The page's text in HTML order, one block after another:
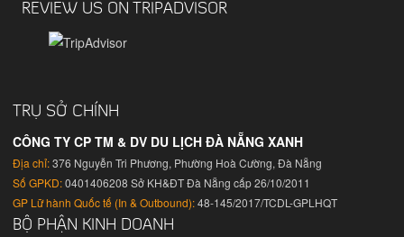
REVIEW US ON TRIPADVISOR
TRỤ SỞ CHÍNH
CÔNG TY CP TM & DV DU LỊCH ĐÀ NẴNG XANH
Địa chỉ:376 Nguyễn Tri Phương, Phường Hoà Cường, Đà Nẵng
Số GPKD:0401406208 Sở KH&ĐT Đà Nẵng cấp 26/10/2011
GP Lữ hành Quốc tế (In & Outbound):48-145/2017/TCDL-GPLHQT
BỘ PHẬN KINH DOANH